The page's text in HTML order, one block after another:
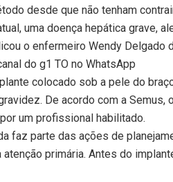
desde que não tenham
uma doença hepática grave,
o enfermeiro Wendy Delgado
do g1 TO no WhatsApp
colocado sob a pele do
De acordo com a
um profissional habilitado.
faz parte das ações de
primária. Antes do